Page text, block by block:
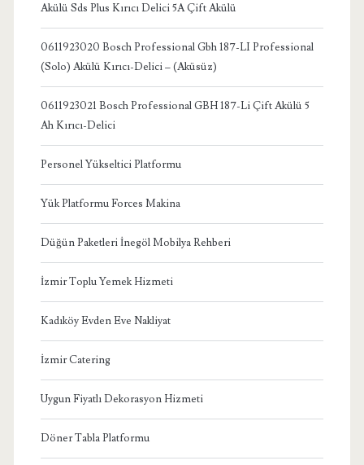
Akülü Sds Plus Kırıcı Delici 5A Çift Akülü
0611923020 Bosch Professional Gbh 187-LI Professional
(Solo) Akülü Kırıcı-Delici – (Aküsüz)
0611923021 Bosch Professional GBH 187-Li Çift Akülü 5
Ah Kırıcı-Delici
Personel Yükseltici Platformu
Yük Platformu Forces Makina
Düğün Paketleri İnegöl Mobilya Rehberi
İzmir Toplu Yemek Hizmeti
Kadıköy Evden Eve Nakliyat
İzmir Catering
Uygun Fiyatlı Dekorasyon Hizmeti
Döner Tabla Platformu